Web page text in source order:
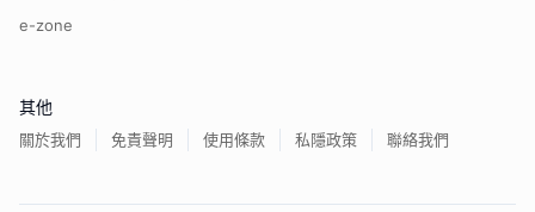
e-zone
其他
關於我們 免責聲明 使用條款 私隱政策 聯絡我們